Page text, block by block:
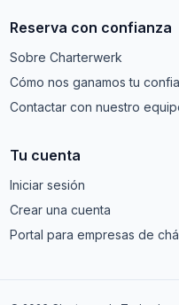
Reserva con confianza
Sobre Charterwerk
Cómo nos ganamos tu
Contactar con nuestro
Tu cuenta
Iniciar sesión
Crear una cuenta
Portal para empresas de